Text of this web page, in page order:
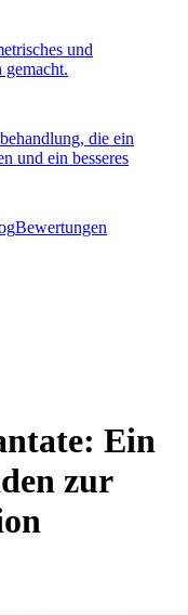
und
gemacht.
die ein
und ein besseres
Bewertungen
Ein
zur